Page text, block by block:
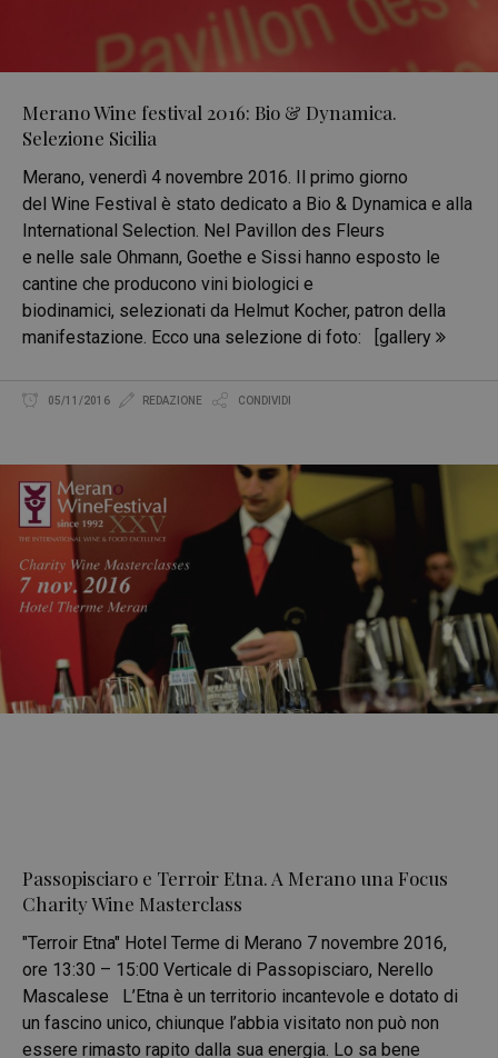
Merano Wine festival 2016: Bio & Dynamica.
Selezione Sicilia
Merano, venerdì 4 novembre 2016. Il primo giorno
del Wine Festival è stato dedicato a Bio & Dynamica e alla
International Selection. Nel Pavillon des Fleurs
e nelle sale Ohmann, Goethe e Sissi hanno esposto le
cantine che producono vini biologici e
biodinamici, selezionati da Helmut Kocher, patron della
manifestazione. Ecco una selezione di foto: [gallery
05/11/2016 REDAZIONE CONDIVIDI
Passopisciaro e Terroir Etna. A Merano una Focus
Charity Wine Masterclass
"Terroir Etna" Hotel Terme di Merano 7 novembre 2016,
ore 13:30 – 15:00 Verticale di Passopisciaro, Nerello
Mascalese L’Etna è un territorio incantevole e dotato di
un fascino unico, chiunque l’abbia visitato non può non
essere rimasto rapito dalla sua energia. Lo sa bene